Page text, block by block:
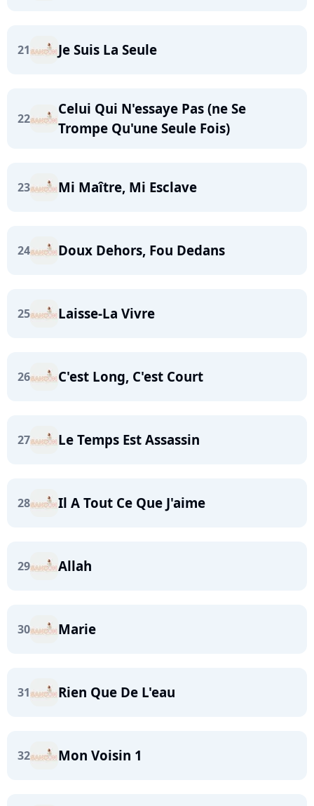
21 Je Suis La Seule
22
Celui Qui N'essaye Pas (ne Se
Trompe Qu'une Seule Fois)
23 Mi Maître, Mi Esclave
24 Doux Dehors, Fou Dedans
25 Laisse-La Vivre
26 C'est Long, C'est Court
27 Le Temps Est Assassin
28 Il A Tout Ce Que J'aime
29 Allah
30 Marie
31 Rien Que De L'eau
32 Mon Voisin 1